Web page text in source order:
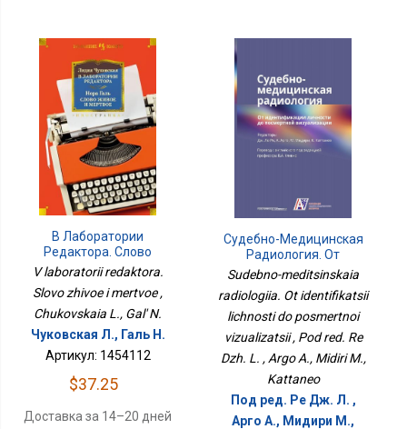
В Лаборатории
Редактора. Слово
Живое И Мертвое
V laboratorii redaktora.
Slovo zhivoe i mertvoe ,
Chukovskaia L., Gal' N.
Чуковская Л., Галь Н.
Артикул: 1454112
$37.25
Доставка за 14–20 дней
Судебно-Медицинская
Радиология. От
Идентификации
Посмертной
Визуализации
Sudebno-meditsinskaia
radiologiia. Ot identifikatsii
lichnosti do posmertnoi
vizualizatsii , Pod red. Re
Dzh. L. , Argo A., Midiri M.,
Kattaneo
Под ред. Ре Дж. Л. ,
Арго А., Мидири М.,